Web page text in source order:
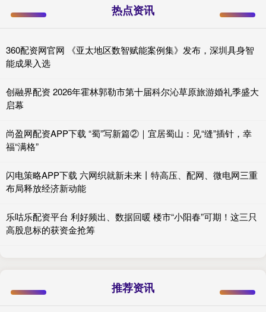
热点资讯
360配资网官网 《亚太地区数智赋能案例集》发布，深圳具身智
能成果入选
创融界配资 2026年霍林郭勒市第十届科尔沁草原旅游婚礼季盛大
启幕
尚盈网配资APP下载 “蜀”写新篇②｜宜居蜀山：见“缝”插针，幸
福“满格”
闪电策略APP下载 六网织就新未来丨特高压、配网、微电网三重
布局释放经济新动能
乐咕乐配资平台 利好频出、数据回暖 楼市“小阳春”可期！这三只
高股息标的获资金抢筹
推荐资讯